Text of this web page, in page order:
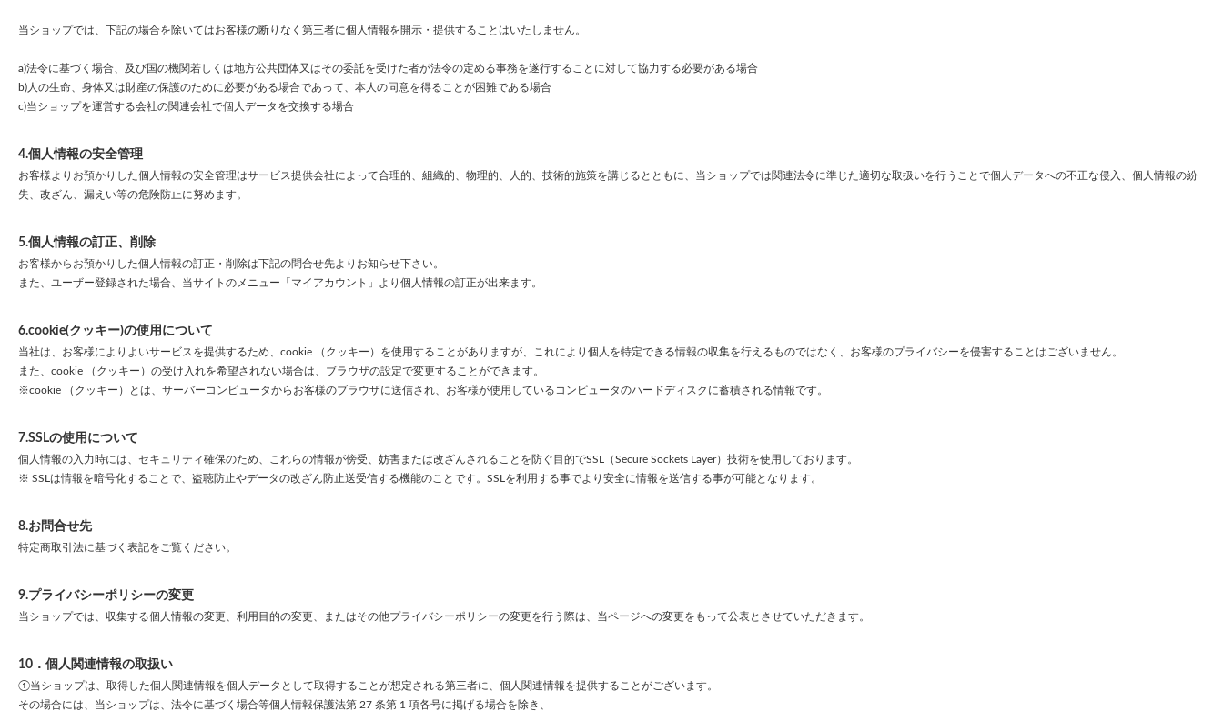
当ショップでは、下記の場合を除いてはお客様の断りなく第三者に個人情報を開示・提供することはいたしません。
a)法令に基づく場合、及び国の機関若しくは地方公共団体又はその委託を受けた者が法令の定める事務を遂行することに対して協力する必要がある場合
b)人の生命、身体又は財産の保護のために必要がある場合であって、本人の同意を得ることが困難である場合
c)当ショップを運営する会社の関連会社で個人データを交換する場合
4.個人情報の安全管理
お客様よりお預かりした個人情報の安全管理はサービス提供会社によって合理的、組織的、物理的、人的、技術的施策を講じるとともに、当ショップでは関連法令に準じた適切な取扱いを行うことで個人データへの不正な侵入、個人情報の紛
失、改ざん、漏えい等の危険防止に努めます。
5.個人情報の訂正、削除
お客様からお預かりした個人情報の訂正・削除は下記の問合せ先よりお知らせ下さい。
また、ユーザー登録された場合、当サイトのメニュー「マイアカウント」より個人情報の訂正が出来ます。
6.cookie(クッキー)の使用について
当社は、お客様によりよいサービスを提供するため、cookie （クッキー）を使用することがありますが、これにより個人を特定できる情報の収集を行えるものではなく、お客様のプライバシーを侵害することはございません。
また、cookie （クッキー）の受け入れを希望されない場合は、ブラウザの設定で変更することができます。
※cookie （クッキー）とは、サーバーコンピュータからお客様のブラウザに送信され、お客様が使用しているコンピュータのハードディスクに蓄積される情報です。
7.SSLの使用について
個人情報の入力時には、セキュリティ確保のため、これらの情報が傍受、妨害または改ざんされることを防ぐ目的でSSL（Secure Sockets Layer）技術を使用しております。
※ SSLは情報を暗号化することで、盗聴防止やデータの改ざん防止送受信する機能のことです。SSLを利用する事でより安全に情報を送信する事が可能となります。
8.お問合せ先
特定商取引法に基づく表記をご覧ください。
9.プライバシーポリシーの変更
当ショップでは、収集する個人情報の変更、利用目的の変更、またはその他プライバシーポリシーの変更を行う際は、当ページへの変更をもって公表とさせていただきます。
10．個人関連情報の取扱い
①当ショップは、取得した個人関連情報を個人データとして取得することが想定される第三者に、個人関連情報を提供することがございます。
その場合には、当ショップは、法令に基づく場合等個人情報保護法第 27 条第 1 項各号に掲げる場合を除き、